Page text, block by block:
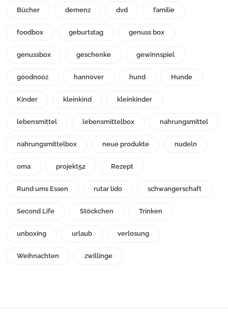
Bücher demenz dvd familie
foodbox geburtstag genuss box
genussbox geschenke gewinnspiel
goodnooz hannover hund Hunde
Kinder kleinkind kleinkinder
lebensmittel lebensmittelbox nahrungsmittel
nahrungsmittelbox neue produkte nudeln
oma projekt52 Rezept
Rund ums Essen rutar lido schwangerschaft
Second Life Stöckchen Trinken
unboxing urlaub verlosung
Weihnachten zwillinge